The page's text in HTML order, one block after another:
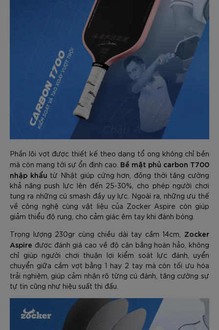
Phần lõi vợt được thiết kế theo dạng tổ ong không chỉ bền
mà còn mang tới sự ổn định cao. Bề mặt phủ carbon T700
nhập khẩu từ Nhật giúp cứng hơn, đồng thời tăng cường
khả năng push lực lên đến 25-30%, cho phép người chơi
tung ra những cú smash đầy uy lực. Ngoài ra, những ưu thế
về công nghệ cùng vật liệu của Zocker Aspire còn giúp
giảm thiểu độ rung, cho cảm giác êm tay khi đánh bóng.
Trọng lượng 230gr cùng chiều dài tay cầm 14cm, Zocker
Aspire được đánh giá cao về độ cân bằng hoàn hảo, không
chỉ giúp người chơi thuận lợi kiểm soát lực đánh, uyển
chuyển giữa cầm vợt bằng 1 hay 2 tay mà còn tối ưu hóa
trải nghiệm, giúp cảm nhận rõ từng cú đánh, tăng cường sự
tự tin cũng như hiệu suất thi đấu.